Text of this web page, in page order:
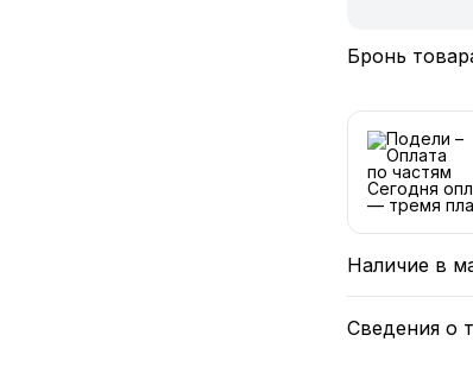
Бронь
Сегодня
— тремя
Наличие в
Сведения о